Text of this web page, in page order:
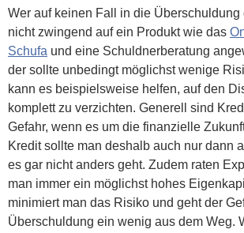
Wer auf keinen Fall in die Überschuldung
nicht zwingend auf ein Produkt wie das
Schufa und eine Schuldnerberatung
der sollte unbedingt möglichst wenige
kann es beispielsweise helfen, auf den
komplett zu verzichten. Generell sind
Gefahr, wenn es um die finanzielle
Kredit sollte man deshalb auch nur dann
es gar nicht anders geht. Zudem raten
man immer ein möglichst hohes
minimiert man das Risiko und geht der
Überschuldung ein wenig aus dem Weg.